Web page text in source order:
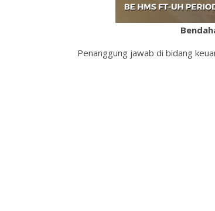
Penanggung jawab di bidang